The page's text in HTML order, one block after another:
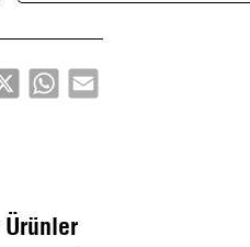
X WhatsApp
Email
Ürünler